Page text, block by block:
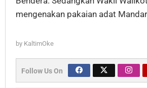
mengenakan pakaian adat
by KaltimOke
Follow Us On